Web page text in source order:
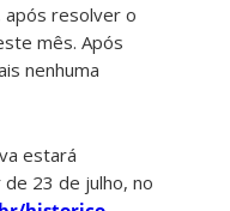
após resolver o
mês. Após
nenhuma
estará
23 de julho, no